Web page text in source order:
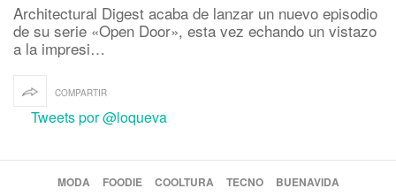
Architectural Digest acaba de lanzar un nuevo episodio
de su serie «Open Door», esta vez echando un vistazo
a la impresi…
COMPARTIR
Tweets por @loqueva
MODA FOODIE COOLTURA TECNO BUENAVIDA